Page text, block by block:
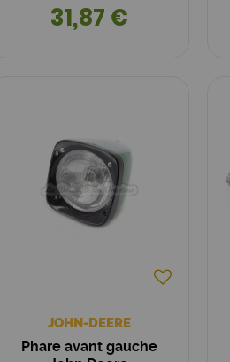
31,87 €
JOHN-DEERE
Phare avant gauche